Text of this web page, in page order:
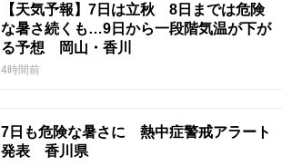
【天気予報】7日は立秋 8日までは危険
な暑さ続くも…9日から一段階気温が下が
る予想 岡山・香川
4時間前
7日も危険な暑さに 熱中症警戒アラート
発表 香川県